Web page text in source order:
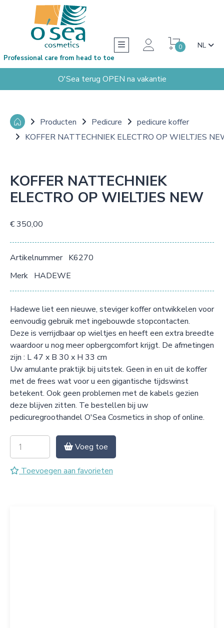
0 NL
Professional care from head to toe
O'Sea terug OPEN na vakantie
Producten Pedicure
pedicure koffer
KOFFER NATTECHNIEK ELECTRO OP WIELTJES
KOFFER NATTECHNIEK
ELECTRO OP WIELTJES NEW
€ 350,00
Artikelnummer K6270
Merk HADEWE
Hadewe liet een nieuwe, steviger koffer ontwikkelen voor
eenvoudig gebruik met ingebouwde stopcontacten.
Deze is verrijdbaar op wieltjes en heeft een extra breedte
waardoor u nog meer opbergcomfort krijgt. De afmetingen
zijn : L 47 x B 30 x H 33 cm
Uw amulante praktijk bij uitstek. Geen in en uit de koffer
met de frees wat voor u een gigantische tijdswinst
betekent. Ook geen problemen met de kabels gezien
deze blijven zitten. Te bestellen bij uw
pedicuregroothandel O'Sea Cosmetics in shop of online.
Voeg toe
Toevoegen aan favorieten